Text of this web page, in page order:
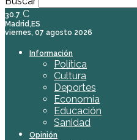
30.7 C
Madrid,ES
viernes, 07 agosto 2026
Información
Política
Cultura
Deportes
Economía
Educación
Sanidad
Opinión